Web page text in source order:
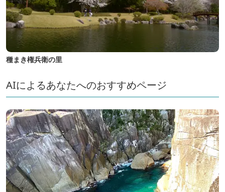
種まき権兵衛の里
AIによるあなたへのおすすめページ